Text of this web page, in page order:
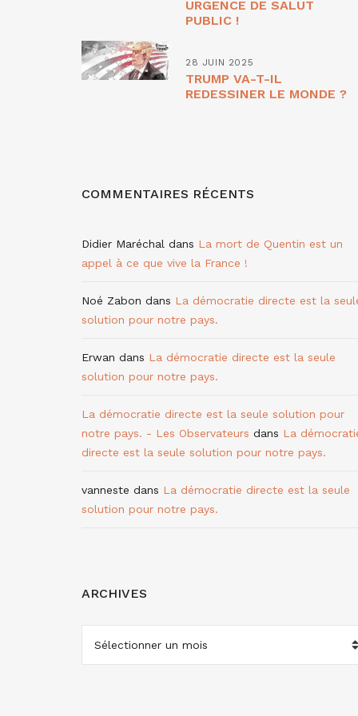
URGENCE DE SALUT
PUBLIC !
28 JUIN 2025
TRUMP VA-T-IL
REDESSINER LE MONDE ?
COMMENTAIRES RÉCENTS
Didier Maréchal dans La mort de Quentin est un
appel à ce que vive la France !
Noé Zabon dans La démocratie directe est la
solution pour notre pays.
Erwan dans La démocratie directe est la seule
solution pour notre pays.
La démocratie directe est la seule solution pour
notre pays. - Les Observateurs dans La
directe est la seule solution pour notre pays.
vanneste dans La démocratie directe est la seule
solution pour notre pays.
ARCHIVES
ARCHIVES